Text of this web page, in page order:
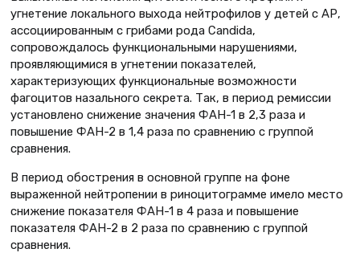
угнетение локального выхода нейтрофилов у детей с АР,
ассоциированным с грибами рода Сandida,
сопровождалось функциональными нарушениями,
проявляющимися в угнетении показателей,
характеризующих функциональные возможности
фагоцитов назального секрета. Так, в период ремиссии
установлено снижение значения ФАН-1 в 2,3 раза и
повышение ФАН-2 в 1,4 раза по сравнению с группой
сравнения.
В период обострения в основной группе на фоне
выраженной нейтропении в риноцитограмме имело место
снижение показателя ФАН-1 в 4 раза и повышение
показателя ФАН-2 в 2 раза по сравнению с группой
сравнения.